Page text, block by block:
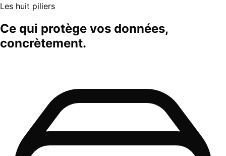
Les huit piliers
Ce qui protège vos données,
concrètement.